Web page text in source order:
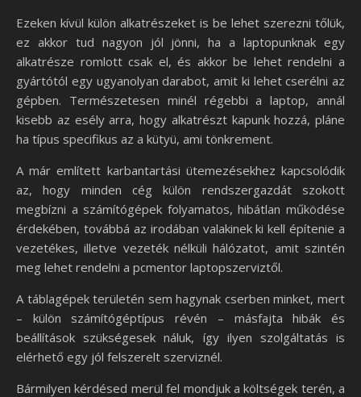
Ezeken kívül külön alkatrészeket is be lehet szerezni tőlük,
ez akkor tud nagyon jól jönni, ha a laptopunknak egy
alkatrésze romlott csak el, és akkor be lehet rendelni a
gyártótól egy ugyanolyan darabot, amit ki lehet cserélni az
gépben. Természetesen minél régebbi a laptop, annál
kisebb az esély arra, hogy alkatrészt kapunk hozzá, pláne
ha típus specifikus az a kütyü, ami tönkrement.
A már említett karbantartási ütemezésekhez kapcsolódik
az, hogy minden cég külön rendszergazdát szokott
megbízni a számítógépek folyamatos, hibátlan működése
érdekében, továbbá az irodában valakinek ki kell építenie a
vezetékes, illetve vezeték nélküli hálózatot, amit szintén
meg lehet rendelni a pcmentor laptopszerviztől.
A táblagépek területén sem hagynak cserben minket, mert
– külön számítógéptípus révén – másfajta hibák és
beállítások szükségesek náluk, így ilyen szolgáltatás is
elérhető egy jól felszerelt szerviznél.
Bármilyen kérdésed merül fel mondjuk a költségek terén, a